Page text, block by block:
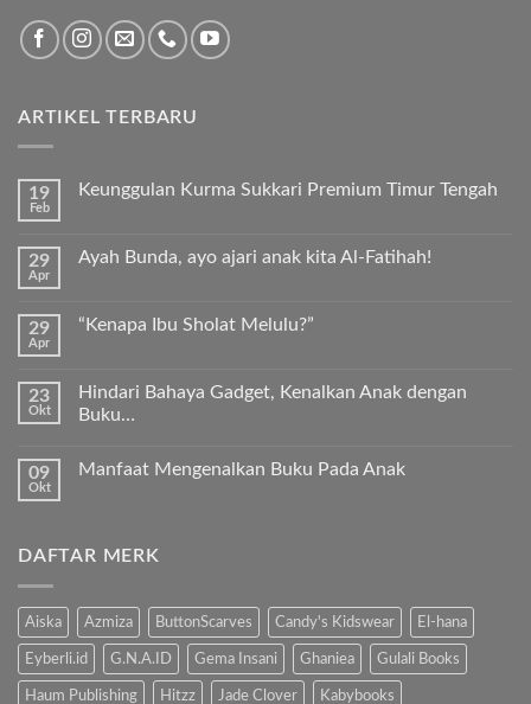
ARTIKEL TERBARU
19
Feb
Keunggulan Kurma Sukkari Premium Timur Tengah
pada
Premium
29
Apr
Ayah Bunda, ayo ajari anak kita Al-Fatihah!
komentar
pada
ajari
anak
kita
29
Apr
“Kenapa Ibu Sholat Melulu?”
pada
“Kenapa
23
Okt
Hindari Bahaya Gadget, Kenalkan Anak dengan
Buku…
komentar
Kenalkan
Anak
09
Okt
Manfaat Mengenalkan Buku Pada Anak
Manfaat
Anak
DAFTAR MERK
Aiska Azmiza ButtonScarves Candy's Kidswear El-hana
Eyberli.id G.N.A.ID Gema Insani Ghaniea Gulali Books
Haum Publishing Hitzz Jade Clover Kabybooks